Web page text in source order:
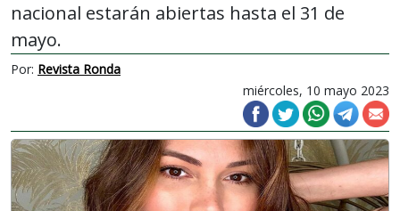
nacional estarán abiertas hasta el 31 de
mayo.
Por: Revista Ronda
miércoles, 10 mayo 2023